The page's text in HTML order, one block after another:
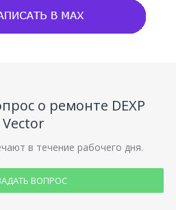
о ремонте DEXP
Vector
в течение рабочего дня.
ВОПРОС